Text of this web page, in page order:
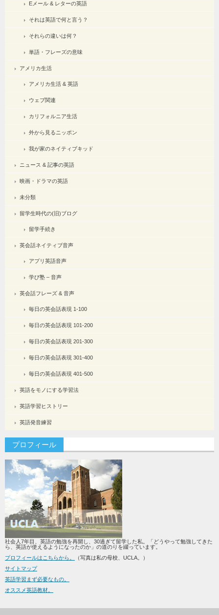
Eメール & レターの英語
それは英語で何と言う？
それらの違いは何？
単語・フレーズの意味
アメリカ生活
アメリカ生活 & 英語
ウェブ関連
カリフォルニア生活
外から見るニッポン
我が家のネイティブキッド
ニュース & 記事の英語
映画・ドラマの英語
未分類
留学生時代の(旧)ブログ
留学手続き
英会話ネイティブ音声
アプリ英語音声
学び塾 – 音声
英会話フレーズ & 音声
毎日の英会話表現 1-100
毎日の英会話表現 101-200
毎日の英会話表現 201-300
毎日の英会話表現 301-400
毎日の英会話表現 401-500
英語をモノにする学習法
英語学習ヒストリー
英語発音練習
プロフィール
社会人7年目、英語の勉強を再開し、30過ぎて留学した私。「どうやって勉強してきた
ら、英語が使えるようになったのか」の道のりを綴っています。
プロフィールはこちらから。
（写真は私の母校、UCLA。）
サイトマップ
英語学習まず必要なもの。
オススメ英語教材。